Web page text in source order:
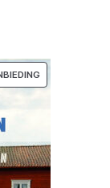
PRODUCT